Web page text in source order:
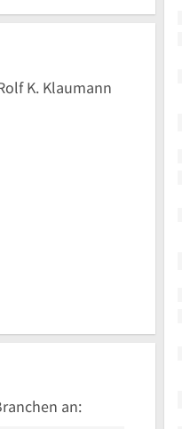
K. Klaumann
an: